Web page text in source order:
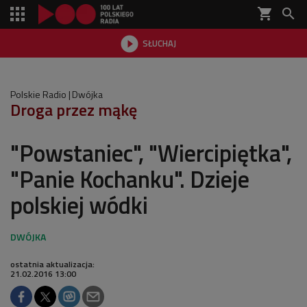
shopping_cart 
 SŁUCHAJ

Polskie Radio Dwójka
Droga przez mąkę
"Powstaniec", "Wiercipiętka",
"Panie Kochanku". Dzieje
polskiej wódki
ostatnia aktualizacja:
21.02.2016 13:00